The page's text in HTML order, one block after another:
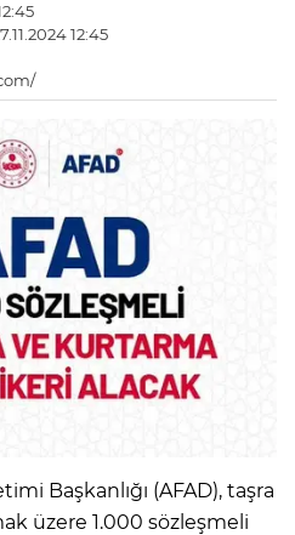
12:45
Başkanlığı (AFAD), taşra
üzere 1.000 sözleşmeli